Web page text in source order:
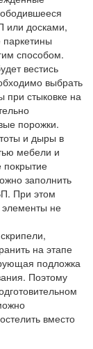
или досками,
способом.
вестись
выбрать
при стыковке на
порожки.
и дыры в
мебели и
покрытие
заполнить
При этом
элементы не
на этапе
подложка
Поэтому
вместо